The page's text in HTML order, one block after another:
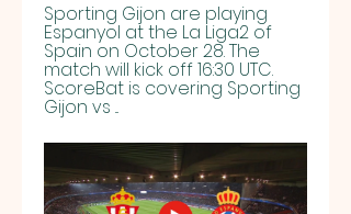
Sporting Gijon are playing
Espanyol at the La Liga2 of
Spain on October 28. The
match will kick off 16:30 UTC.
ScoreBat is covering Sporting
Gijon vs ...